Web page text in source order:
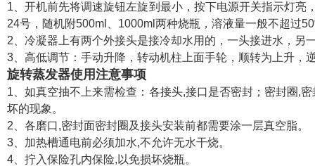
1、开机前先将调速旋钮左旋到最小，按下电源开关指示灯
24号，随机附500ml、1000ml两种烧瓶，溶液量一般不超过
2、冷凝器上有两个外接头是接冷却水用的，一头接进水，
3、高低调节：手动升降，转动机柱上面手轮，顺转为上升，
旋转蒸发器使用注意事项
1、如真空抽不上来需检查：各接头,接口是否密封；密封圈,
坏的现象。
2、各磨口,密封面密封圈及接头安装前都需要涂一层真空脂。
3、加热槽通电前必须加水,不允许无水干烧。
4、拧入保险孔内保险,以免损坏烧瓶。